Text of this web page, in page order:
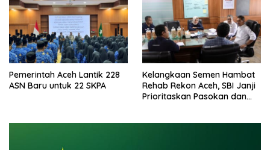
Pemerintah Aceh Lantik 228
ASN Baru untuk 22 SKPA
Kelangkaan Semen Hambat
Rehab Rekon Aceh, SBI Janji
Prioritaskan Pasokan dan